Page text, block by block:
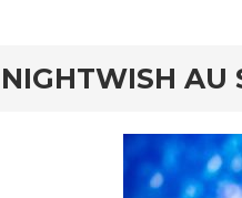
NIGHTWISH AU